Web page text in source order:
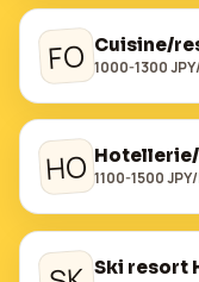
FO Cuisine/
1000-1300
HO 1100-1500
Ski resort